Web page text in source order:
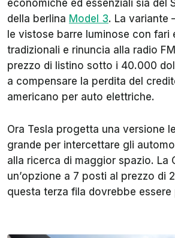
economiche ed essenziali sia del
della berlina Model 3. La variante
le vistose barre luminose con fari
tradizionali e rinuncia alla radio
prezzo di listino sotto i 40.000
a compensare la perdita del
americano per auto elettriche.
Ora Tesla progetta una versione
grande per intercettare gli
alla ricerca di maggior spazio. La
un’opzione a 7 posti al prezzo di
questa terza fila dovrebbe